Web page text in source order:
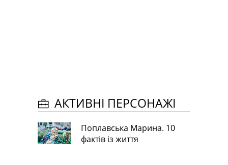
АКТИВНІ ПЕРСОНАЖІ
Поплавська Марина. 10
фактів із життя